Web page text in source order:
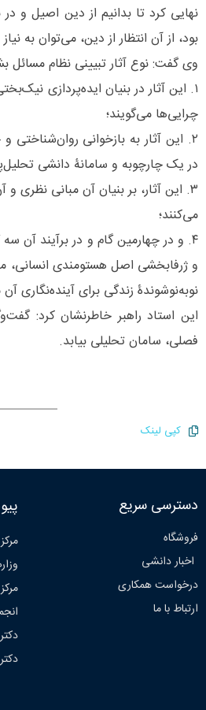
نهایی کرد تا بدانیم از دین اصیل و
بود، از آن انتظار از دین، می‌توان به
وی گفت: نوع آثار تبیینی نظام
۱. این آثار در بنیان ایده‌پردازی
چرایی‌ها می‌گویند؛
۲. این آثار به بازخوانی
در یک چارچوبه و سامانۀ دانشی
۳. این آثار، بر بنیان آن مبانی
می‌کنند؛
۴. و در چهارمین گام و در برآیند آن
و ژرفابخشی اصل هستومندی
نوبه‌نوشوندۀ زندگی برای آینده‌نگاری آن
این استاد راهبر خاطرنشان کرد:
فصلی، سامان تحلیلی بیابد.
کپی لینک
دسترسی سریع
فروشگاه
اخبار دانشی
درخواست همکاری
ارتباط با ما